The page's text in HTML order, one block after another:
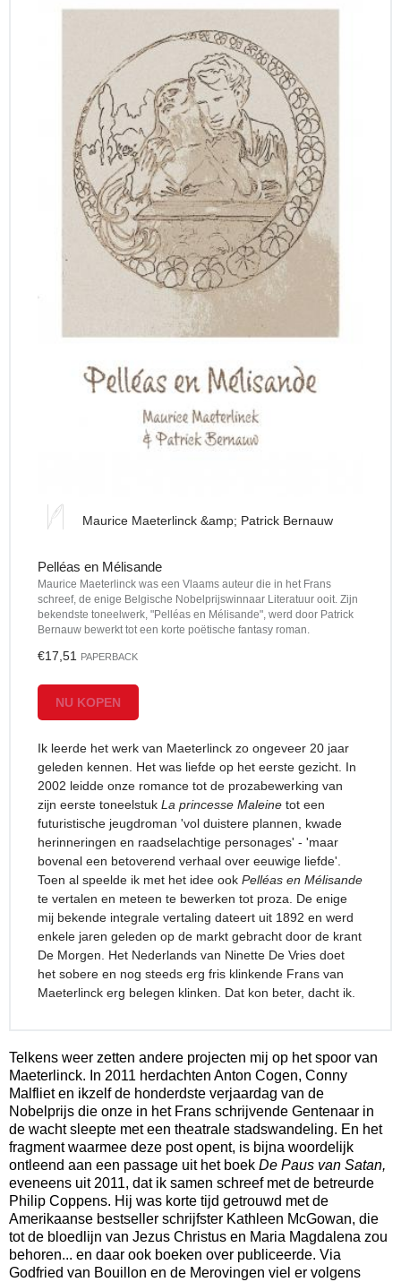
Maurice Maeterlinck &amp; Patrick Bernauw
Pelléas en Mélisande
Maurice Maeterlinck was een Vlaams auteur die in het Frans
schreef, de enige Belgische Nobelprijswinnaar Literatuur ooit. Zijn
bekendste toneelwerk, "Pelléas en Mélisande", werd door Patrick
Bernauw bewerkt tot een korte poëtische fantasy roman.
€17,51 PAPERBACK
NU KOPEN
Ik leerde het werk van Maeterlinck zo ongeveer 20 jaar
geleden kennen. Het was liefde op het eerste gezicht. In
2002 leidde onze romance tot de prozabewerking van
zijn eerste toneelstuk La princesse Maleine tot een
futuristische jeugdroman 'vol duistere plannen, kwade
herinneringen en raadselachtige personages' - 'maar
bovenal een betoverend verhaal over eeuwige liefde'.
Toen al speelde ik met het idee ook Pelléas en Mélisande
te vertalen en meteen te bewerken tot proza. De enige
mij bekende integrale vertaling dateert uit 1892 en werd
enkele jaren geleden op de markt gebracht door de krant
De Morgen. Het Nederlands van Ninette De Vries doet
het sobere en nog steeds erg fris klinkende Frans van
Maeterlinck erg belegen klinken. Dat kon beter, dacht ik.
Telkens weer zetten andere projecten mij op het spoor van
Maeterlinck. In 2011 herdachten Anton Cogen, Conny
Malfliet en ikzelf de honderdste verjaardag van de
Nobelprijs die onze in het Frans schrijvende Gentenaar in
de wacht sleepte met een theatrale stadswandeling. En het
fragment waarmee deze post opent, is bijna woordelijk
ontleend aan een passage uit het boek De Paus van Satan,
eveneens uit 2011, dat ik samen schreef met de betreurde
Philip Coppens. Hij was korte tijd getrouwd met de
Amerikaanse bestseller schrijfster Kathleen McGowan, die
tot de bloedlijn van Jezus Christus en Maria Magdalena zou
behoren... en daar ook boeken over publiceerde. Via
Godfried van Bouillon en de Merovingen viel er volgens